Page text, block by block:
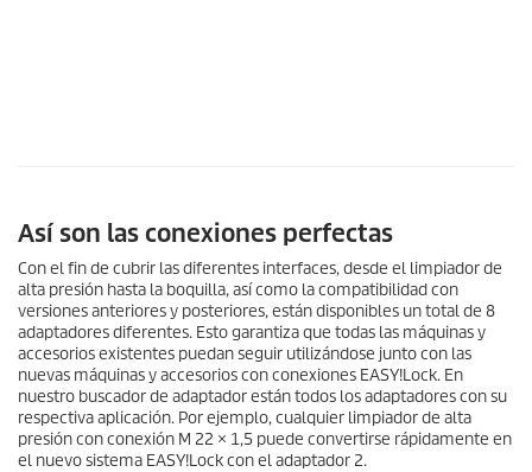
Así son las conexiones perfectas
Con el fin de cubrir las diferentes interfaces, desde el limpiador de
alta presión hasta la boquilla, así como la compatibilidad con
versiones anteriores y posteriores, están disponibles un total de 8
adaptadores diferentes. Esto garantiza que todas las máquinas y
accesorios existentes puedan seguir utilizándose junto con las
nuevas máquinas y accesorios con conexiones EASY!Lock. En
nuestro buscador de adaptador están todos los adaptadores con su
respectiva aplicación. Por ejemplo, cualquier limpiador de alta
presión con conexión M 22 × 1,5 puede convertirse rápidamente en
el nuevo sistema EASY!Lockcon el adaptador 2.